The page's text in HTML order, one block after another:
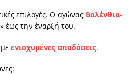
επιλογές. Ο αγώνας Βαλένθια-
έως την έναρξή του.
ενισχυμένες αποδόσεις.